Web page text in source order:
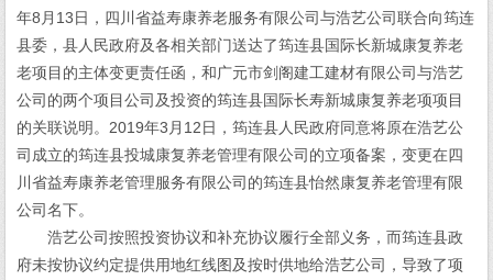
年8月13日，四川省益寿康养老服务有限公司与浩艺公司联合向筠连
县委，县人民政府及各相关部门送达了筠连县国际长新城康复养老
老项目的主体变更责任函，和广元市剑阁建工建材有限公司与浩艺
公司的两个项目公司及投资的筠连县国际长寿新城康复养老项项目
的关联说明。2019年3月12日，筠连县人民政府同意将原在浩艺公
司成立的筠连县投城康复养老管理有限公司的立项备案，变更在四
川省益寿康养老管理服务有限公司的筠连县怡然康复养老管理有限
公司名下。
浩艺公司按照投资协议和补充协议履行全部义务，而筠连县政
府未按协议约定提供用地红线图及按时供地给浩艺公司，导致了项